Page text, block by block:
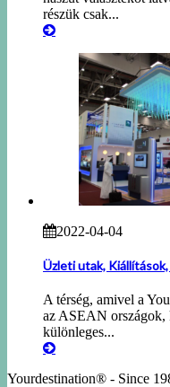
részük csak...
2022-04-04
Üzleti utak,
A térség, amivel a
az ASEAN országok,
különleges...
Yourdestination® - Since